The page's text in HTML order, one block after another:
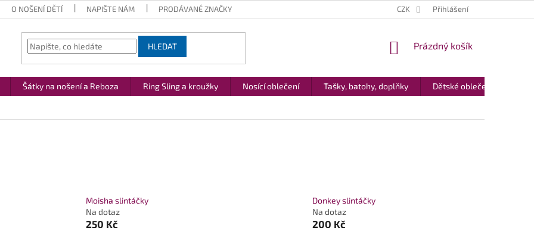
O NOŠENÍ DĚTÍ NAPIŠTE NÁM PRODÁVANÉ ZNAČKY CZK Přihlášení
HLEDAT
NÁKUPNÍ
Prázdný košík
Šátky na nošení a Reboza Ring Sling a kroužky Nosící oblečení Tašky, batohy, doplňky Dětské oblečení
Moisha slintáčky
Na dotaz
250 Kč
Donkey slintáčky
Na dotaz
200 Kč